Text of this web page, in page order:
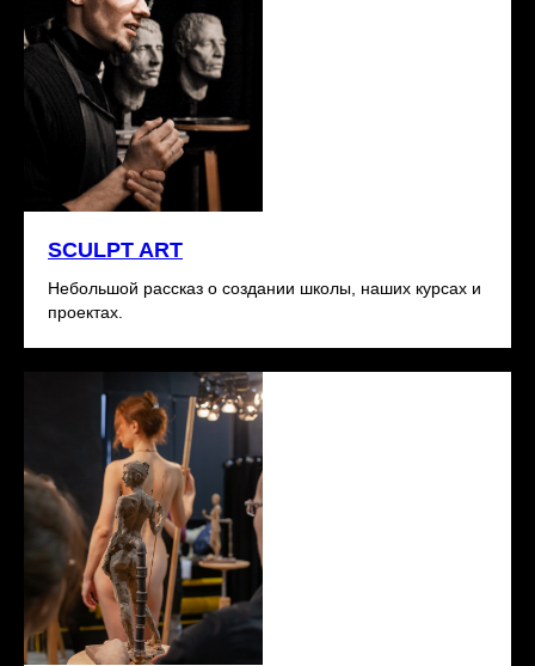
SCULPT ART
Небольшой рассказ о создании школы, наших курсах и
проектах.